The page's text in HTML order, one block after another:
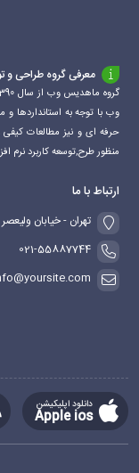
معرفی گروه طراحی و
وب با توجه به استانداردها
حرفه ای و نیز مطالعات
منظور طرح,توسعه کاربرد نرم
ارتباط با ما
تهران - خیابان
021-55887744
دانلود اپلیکیشن
Apple ios